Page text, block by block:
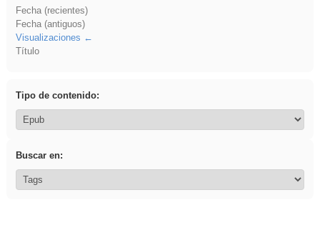
Fecha (recientes)
Fecha (antiguos)
Visualizaciones
Título
Tipo de contenido:
Buscar en: